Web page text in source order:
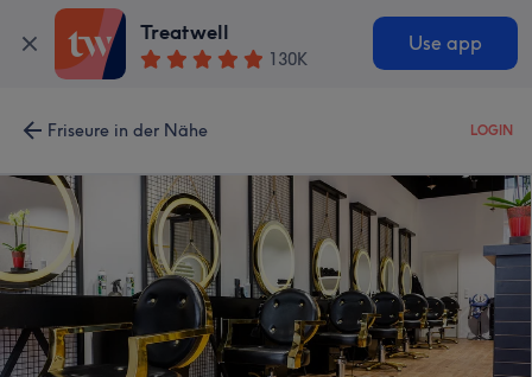
Treatwell
130K
Use app
Friseure in der Nähe LOGIN